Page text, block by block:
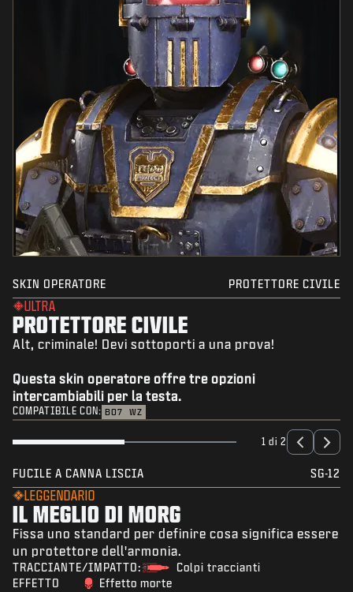
SKIN OPERATORE PROTETTORE CIVILE
ULTRA
PROTETTORE CIVILE
Alt, criminale! Devi sottoporti a una prova!
Questa skin operatore offre tre opzioni
intercambiabili per la testa.
COMPATIBILE CON: BO7 WZ
1 di 2
FUCILE A CANNA LISCIA SG-12
LEGGENDARIO
IL MEGLIO DI MORG
Fissa uno standard per definire cosa significa essere
un protettore dell'armonia.
TRACCIANTE/IMPATTO:
Colpi traccianti
EFFETTO
Effetto morte